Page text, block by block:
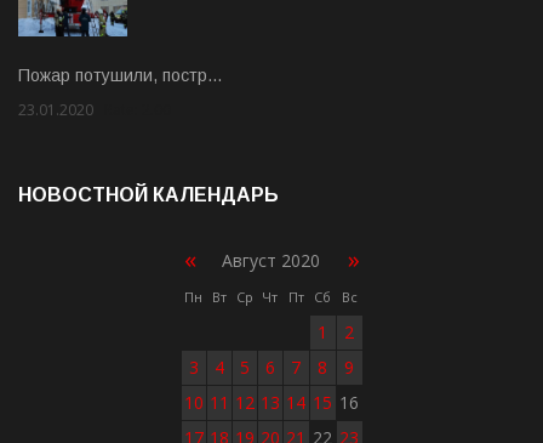
Пожар потушили, постр…
23.01.2020
НОВОСТНОЙ КАЛЕНДАРЬ
« Август 2020 »
Пн Вт Ср Чт Пт Сб Вс
1
2
3
4 5 6 7 8
9
10 11 12 13 14 15 16
17 18 19 20 21 22 23